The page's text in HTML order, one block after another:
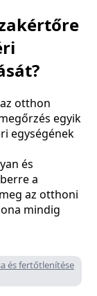
otthon
egyik
egységének
és
a
az otthoni
mindig
és fertőtlenítése